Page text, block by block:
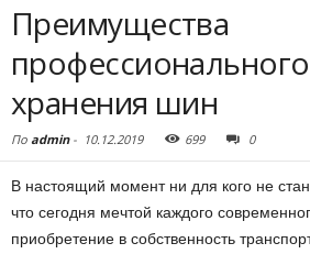
Преимущества
хранения шин
По admin- 10.12.2019 699 0
В настоящий момент ни для кого не
что сегодня мечтой каждого
приобретение в собственность